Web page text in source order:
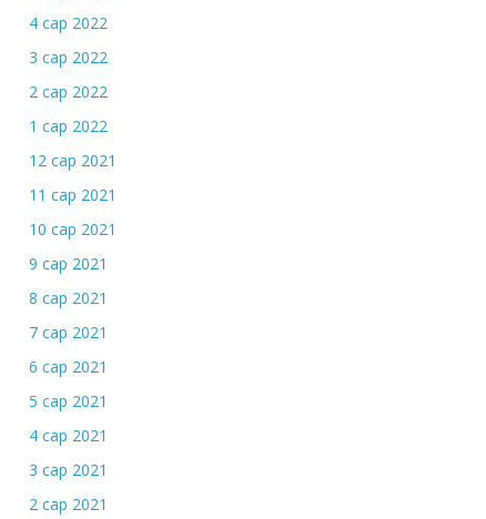
4 сар 2022
3 сар 2022
2 сар 2022
1 сар 2022
12 сар 2021
11 сар 2021
10 сар 2021
9 сар 2021
8 сар 2021
7 сар 2021
6 сар 2021
5 сар 2021
4 сар 2021
3 сар 2021
2 сар 2021